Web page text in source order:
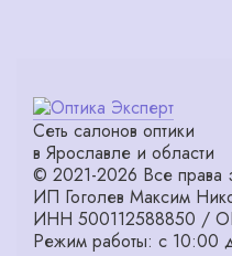
Сеть салонов оптики
в Ярославле и области
© 2021-2026 Все
ИП Гоголев Максим
ИНН 500112588850 /
Режим работы: с 10:00